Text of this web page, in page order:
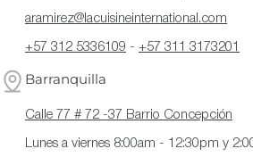
aramirez@lacuisineinternational.com
+57 312 5336109 - +57 311 3173201
Barranquilla
Calle 77 # 72 -37 Barrio Concepción
Lunes a viernes 8:00am - 12:30pm y